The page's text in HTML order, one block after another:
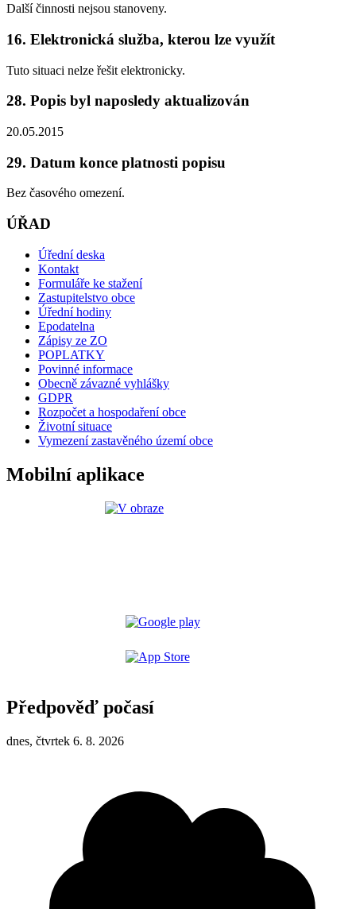
Další činnosti nejsou stanoveny.
16. Elektronická služba, kterou lze využít
Tuto situaci nelze řešit elektronicky.
28. Popis byl naposledy aktualizován
20.05.2015
29. Datum konce platnosti popisu
Bez časového omezení.
ÚŘAD
Úřední deska
Kontakt
Formuláře ke stažení
Zastupitelstvo obce
Úřední hodiny
Epodatelna
Zápisy ze ZO
POPLATKY
Povinné informace
Obecně závazné vyhlášky
GDPR
Rozpočet a hospodaření obce
Životní situace
Vymezení zastavěného území obce
Mobilní aplikace
Předpověď počasí
dnes, čtvrtek 6. 8. 2026